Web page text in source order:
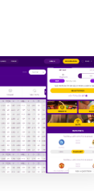
ーツベッティン